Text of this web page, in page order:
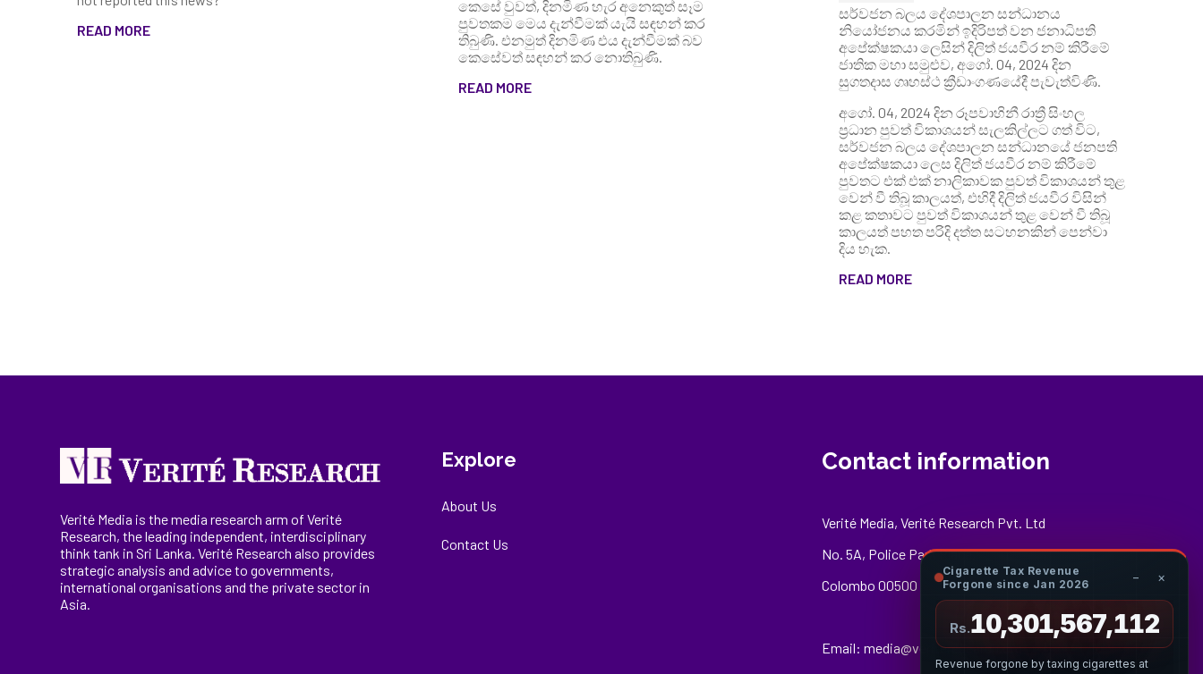
READ MORE
කෙසේ වුවත්, දිනමිණ හැර අනෙකුත් සෑම
පුවතකම මෙය දැන්වීමක් යැයි සඳහන් කර
තිබුණි. එනමුත් දිනමිණ එය දැන්වීමක් බව
කෙසේවත් සඳහන් කර නොතිබුණි.
READ MORE
සර්වජන බලය දේශපාලන සන්ධානය
නියෝජනය කරමින් ඉදිරිපත් වන ජනාධිපති
අපේක්ෂකයා ලෙසින් දිලිත් ජයවීර නම් කිරීමේ
ජාතික මහා සමුළුව, අගෝ. 04, 2024 දින
සුගතදාස ගෘහස්ථ ක්‍රීඩාංගණයේදී පැවැත්විණි.
අගෝ. 04, 2024 දින රූපවාහිනී රාත්‍රී සිංහල
ප්‍රධාන පුවත් විකාශයන් සැලකිල්ලට ගත් විට,
සර්වජන බලය දේශපාලන සන්ධානයේ ජනපති
අපේක්ෂකයා ලෙස දිලිත් ජයවීර නම් කිරීමේ
පුවතට එක් එක් නාලිකාවක පුවත් විකාශයන් තුළ
වෙන් වී තිබූ කාලයත්, එහිදී දිලිත් ජයවීර විසින්
කළ කතාවට පුවත් විකාශයන් තුළ වෙන් වී තිබූ
කාලයත් පහත පරිදි දත්ත සටහනකින් පෙන්වා
දිය හැක.
READ MORE
Verité Media is the media research arm of Verité
Research, theleading independent, interdisciplinary
think tank in Sri Lanka. Verité Research also provides
strategic analysis and advice to governments,
internationalorganisations and the private sector in
Asia.
Explore
About Us
Contact Us
Contact information
Verité Media, Verité Research Pvt. Ltd
No. 5A, Police Park Place,
Colombo 00500
Email: media@veriteresearch.org
Cigarette Tax Revenue
Forgone since Jan 2026
− ×
Rs.10,301,567,438
Revenue forgone by taxing cigarettes at